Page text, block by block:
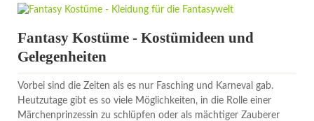
Fantasy Kostüme - Kostümideen und
Gelegenheiten
Vorbei sind die Zeiten als es nur Fasching und Karneval gab.
Heutzutage gibt es so viele Möglichkeiten, in die Rolle einer
Märchenprinzessin zu schlüpfen oder als mächtiger Zauberer